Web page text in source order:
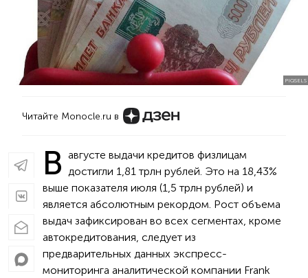
PIQSELS
Читайте Monocle.ru в
В августе выдачи кредитов физлицам
достигли 1,81 трлн рублей. Это на 18,43%
выше показателя июля (1,5 трлн рублей) и
является абсолютным рекордом. Рост объема
выдач зафиксирован во всех сегментах, кроме
автокредитования, следует из
предварительных данных экспресс-
мониторинга аналитической компании Frank